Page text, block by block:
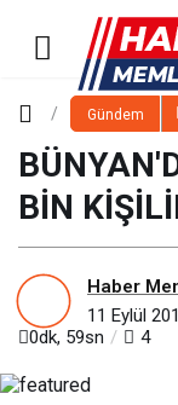
Gündem
BİN
Haber
11 Eylül
0dk, 59sn
4
BİN Yorum